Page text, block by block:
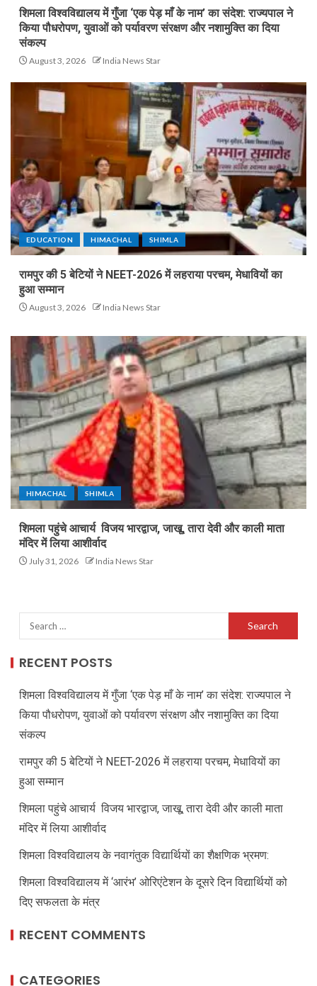
शिमला विश्वविद्यालय में गुँजा ‘एक पेड़ माँ के नाम’ का संदेश: राज्यपाल ने
किया पौधरोपण, युवाओं को पर्यावरण संरक्षण और नशामुक्ति का दिया
संकल्प
August 3, 2026 India News Star
EDUCATION HIMACHAL SHIMLA
रामपुर की 5 बेटियों ने NEET-2026 में लहराया परचम, मेधावियों का
हुआ सम्मान
August 3, 2026 India News Star
HIMACHAL SHIMLA
शिमला पहुंचे आचार्य विजय भारद्वाज, जाखू, तारा देवी और काली माता
मंदिर में लिया आशीर्वाद
July 31, 2026 India News Star
RECENT POSTS
शिमला विश्वविद्यालय में गुँजा ‘एक पेड़ माँ के नाम’ का संदेश: राज्यपाल ने
किया पौधरोपण, युवाओं को पर्यावरण संरक्षण और नशामुक्ति का दिया
संकल्प
रामपुर की 5 बेटियों ने NEET-2026 में लहराया परचम, मेधावियों का
हुआ सम्मान
शिमला पहुंचे आचार्य विजय भारद्वाज, जाखू, तारा देवी और काली माता
मंदिर में लिया आशीर्वाद
शिमला विश्वविद्यालय के नवागंतुक विद्यार्थियों का शैक्षणिक भ्रमण:
शिमला विश्वविद्यालय में ‘आरंभ’ ओरिएंटेशन के दूसरे दिन विद्यार्थियों को
दिए सफलता के मंत्र
RECENT COMMENTS
CATEGORIES